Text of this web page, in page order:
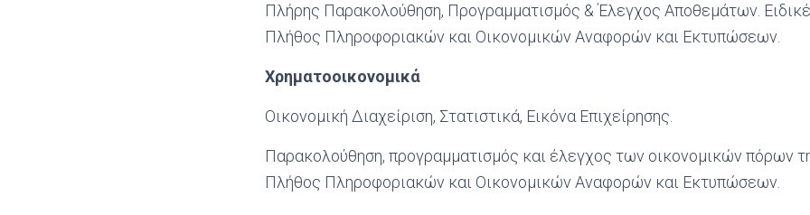
Πλήρης Παρακολούθηση, Προγραμματισμός & Έλεγχος Αποθεμάτων.
Πλήθος Πληροφοριακών και Οικονομικών Αναφορών και Εκτυπώσεων.
Χρηματοοικονομικά
Οικονομική Διαχείριση, Στατιστικά, Εικόνα Επιχείρησης.
Παρακολούθηση, προγραμματισμός και έλεγχος των οικονομικών πόρων
Πλήθος Πληροφοριακών και Οικονομικών Αναφορών και Εκτυπώσεων.